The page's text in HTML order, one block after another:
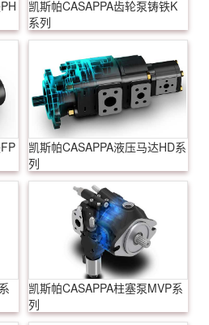
凯斯帕CASAPPA齿轮泵铸铁K
系列
凯斯帕CASAPPA液压马达HD系
列
凯斯帕CASAPPA柱塞泵MVP系
列